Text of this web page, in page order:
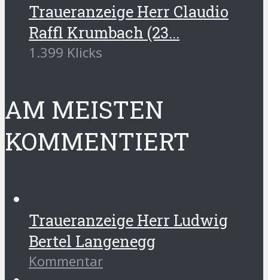
Traueranzeige Herr Claudio
Raffl Krumbach (23...
1.399 Klicks
AM MEISTEN
KOMMENTIERT
Traueranzeige Herr Ludwig
Bertel Langenegg
Kommentar